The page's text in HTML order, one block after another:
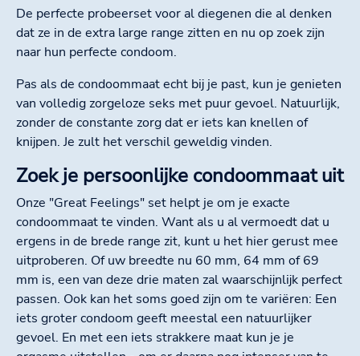
De perfecte probeerset voor al diegenen die al denken
dat ze in de extra large range zitten en nu op zoek zijn
naar hun perfecte condoom.
Pas als de condoommaat echt bij je past, kun je genieten
van volledig zorgeloze seks met puur gevoel. Natuurlijk,
zonder de constante zorg dat er iets kan knellen of
knijpen. Je zult het verschil geweldig vinden.
Zoek je persoonlijke condoommaat uit
Onze "Great Feelings" set helpt je om je exacte
condoommaat te vinden. Want als u al vermoedt dat u
ergens in de brede range zit, kunt u het hier gerust mee
uitproberen. Of uw breedte nu 60 mm, 64 mm of 69
mm is, een van deze drie maten zal waarschijnlijk perfect
passen. Ook kan het soms goed zijn om te variëren: Een
iets groter condoom geeft meestal een natuurlijker
gevoel. En met een iets strakkere maat kun je je